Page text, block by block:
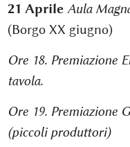
21 Aprile Aula
(Borgo XX giugno)
Ore 18. Premiazione
tavola.
Ore 19. Premiazione
(piccoli produttori)